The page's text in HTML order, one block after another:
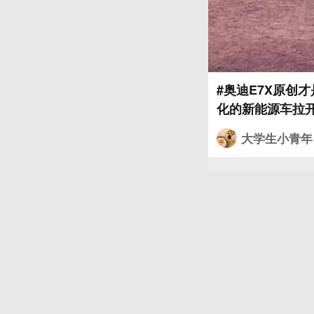
#奥迪E7X原创
化的新能源车拉
条重新诠释经典
上标志性quattro
大学生小青年